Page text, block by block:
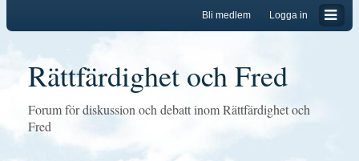
Logga in
Bli medlem
Rättfärdighet och Fred
Forum för diskussion och debatt inom Rättfärdighet och
Fred